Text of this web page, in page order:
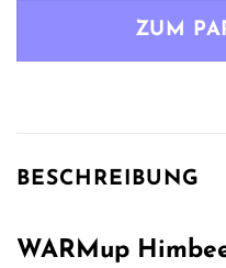
war:
ZUM
BESCHREIBUNG
WARMup